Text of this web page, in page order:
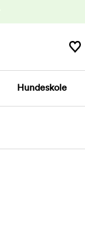
Hundeskole